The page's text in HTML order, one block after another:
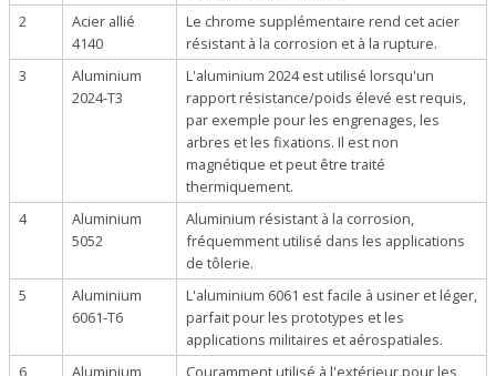
2
Acier allié
4140
Le chrome supplémentaire rend cet acier
résistant à la corrosion et à la rupture.
3
Aluminium
2024-T3
L'aluminium 2024 est utilisé lorsqu'un
rapport résistance/poids élevé est requis,
par exemple pour les engrenages, les
arbres et les fixations. Il est non
magnétique et peut être traité
thermiquement.
4
Aluminium
5052
Aluminium résistant à la corrosion,
fréquemment utilisé dans les applications
de tôlerie.
5
Aluminium
6061-T6
L'aluminium 6061 est facile à usiner et léger,
parfait pour les prototypes et les
applications militaires et aérospatiales.
6
Aluminium
Couramment utilisé à l'extérieur pour les